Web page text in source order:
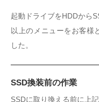
起動ドライブをHDDから
以上のメニューをお客様
した。
SSD換装前の作業
SSDに取り換える前に上